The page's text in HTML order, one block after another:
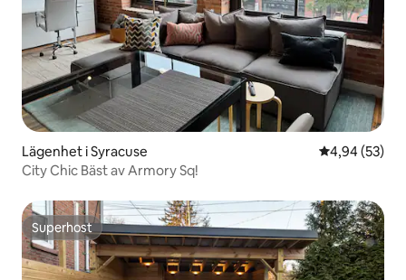
Lägenhet i Syracuse 4,94 av 5 i
4,94 (53)
City Chic Bäst av Armory Sq!
Superhost
Superhost